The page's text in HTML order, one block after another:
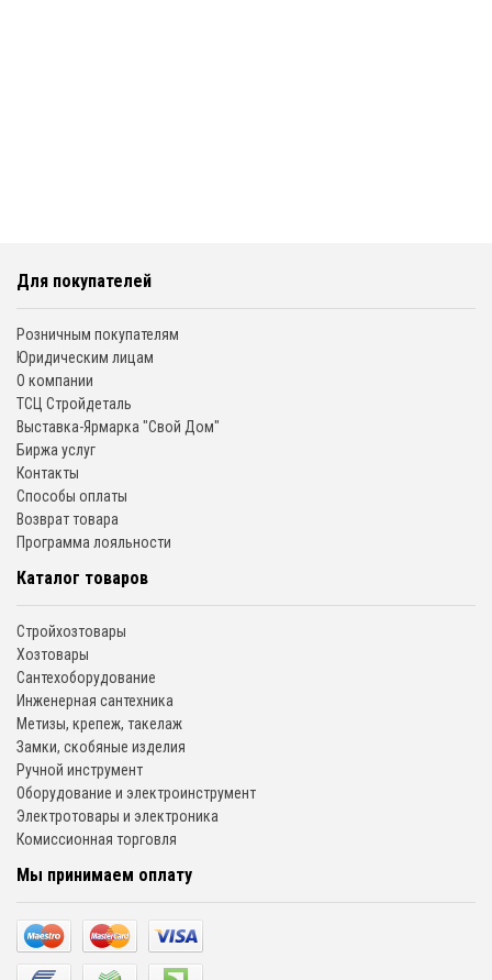
Для покупателей
Розничным покупателям
Юридическим лицам
О компании
ТСЦ Стройдеталь
Выставка-Ярмарка "Свой Дом"
Биржа услуг
Контакты
Способы оплаты
Возврат товара
Программа лояльности
Каталог товаров
Стройхозтовары
Хозтовары
Сантехоборудование
Инженерная сантехника
Метизы, крепеж, такелаж
Замки, скобяные изделия
Ручной инструмент
Оборудование и электроинструмент
Электротовары и электроника
Комиссионная торговля
Мы принимаем оплату